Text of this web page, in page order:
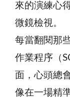
來的演練心
微鏡檢視。
每當翻閱那
作業程序（
面，心頭總
像在一場精